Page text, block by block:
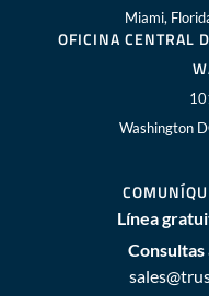
Miami,
OFICINA CENTRAL
Washington
Línea
Consultas